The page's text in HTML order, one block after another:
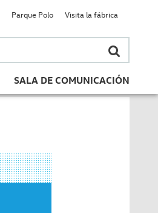
SALA DE COMUNICACIÓN
Parque Polo Visita la fábrica